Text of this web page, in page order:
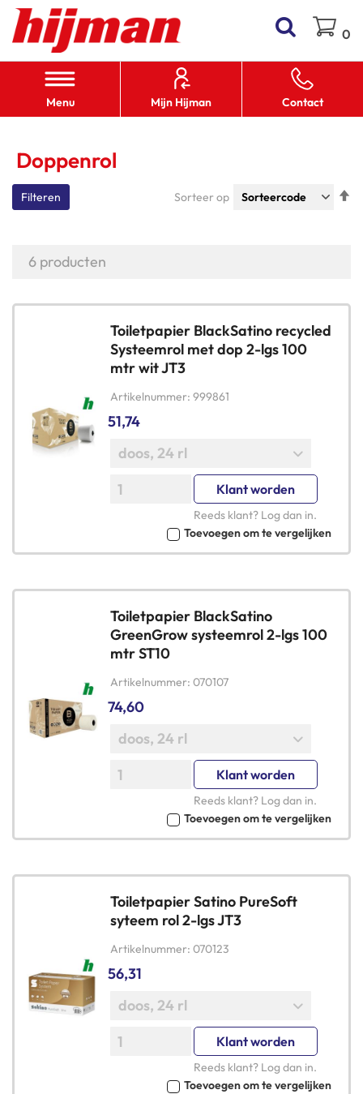
0
Zoek
Menu Mijn Hijman Contact
Doppenrol
Sorteer op
6 producten
Toiletpapier BlackSatino recycled
Systeemrol met dop 2-lgs 100
mtr wit JT3
Artikelnummer 999861
51,74
Klant worden
Reeds klant? Log dan in.
Toevoegen om te vergelijken
Toiletpapier BlackSatino
GreenGrow systeemrol 2-lgs 100
mtr ST10
Artikelnummer 070107
74,60
Klant worden
Reeds klant? Log dan in.
Toevoegen om te vergelijken
Toiletpapier Satino PureSoft
syteem rol 2-lgs JT3
Artikelnummer 070123
56,31
Klant worden
Reeds klant? Log dan in.
Toevoegen om te vergelijken
Filteren